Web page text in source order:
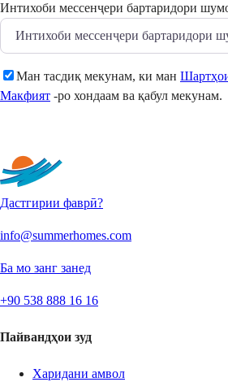
Интихоби мессенҷери бартаридори
Ман тасдиқ мекунам, ки ман
Макфият -ро хондаам ва қабул мекунам.
Дастгирии фаврӣ?
info@summerhomes.com
Ба мо занг занед
+90 538 888 16 16
Пайвандҳои зуд
Харидани амвол